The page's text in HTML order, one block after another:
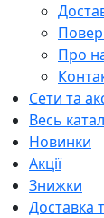
Про
Сети та
Весь
Новинки
Акції
Знижки
Доставка